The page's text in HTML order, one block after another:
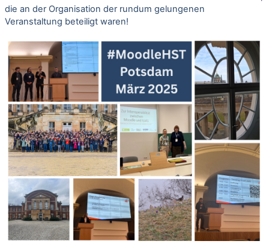
die an der Organisation der rundum gelungenen
Veranstaltung beteiligt waren!